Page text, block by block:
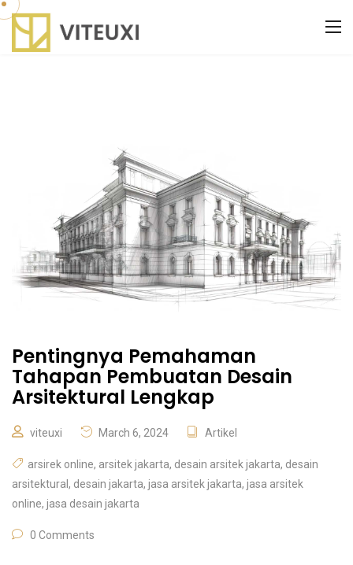
Pentingnya Pemahaman
Tahapan Pembuatan Desain
Arsitektural Lengkap
viteuxi March 6, 2024 Artikel
arsirek online, arsitek jakarta, desain arsitek jakarta, desain
arsitektural , desain jakarta, jasa arsitek jakarta, jasa arsitek
online, jasa desain jakarta
0 Comments